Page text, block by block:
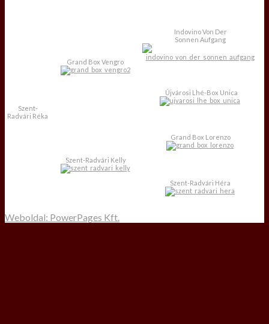
Szent-
Radvári Réka
Grand Box Vengro
Indovino Von Der
Sonnen Aufgang
Újvárosi Lhé-Box Unica
Szent-Radvári Kelly
Grand Box Lorenzo
Szent-Radvári Héra
Weboldal: PowerPages Kft.